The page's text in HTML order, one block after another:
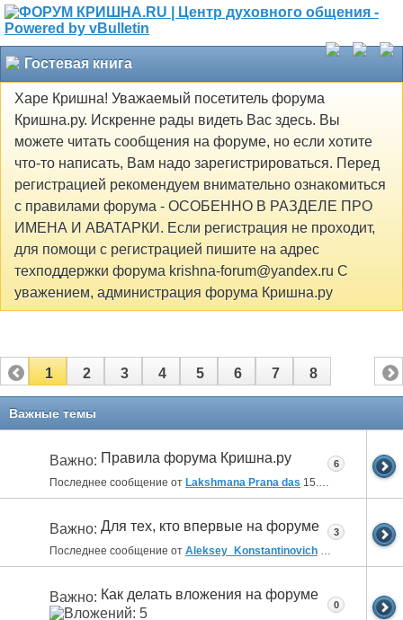
Гостевая книга
Харе Кришна! Уважаемый посетитель форума
Кришна.ру. Искренне рады видеть Вас здесь. Вы
можете читать сообщения на форуме, но если хотите
что-то написать, Вам надо зарегистрироваться. Перед
регистрацией рекомендуем внимательно ознакомиться
с правилами форума - ОСОБЕННО В РАЗДЕЛЕ ПРО
ИМЕНА И АВАТАРКИ. Если регистрация не проходит,
для помощи с регистрацией пишите на адрес
техподдержки форума krishna-forum@yandex.ru С
уважением, администрация форума Кришна.ру
1 2 3 4 5 6 7 8
Важные темы
Важно: Правила форума Кришна.ру
Последнее сообщение от Lakshmana Prana das 15.10.2019 09:38
6
Важно: Для тех, кто впервые на форуме
Последнее сообщение от Aleksey_Konstantinovich
3
Важно: Как делать вложения на форуме
0